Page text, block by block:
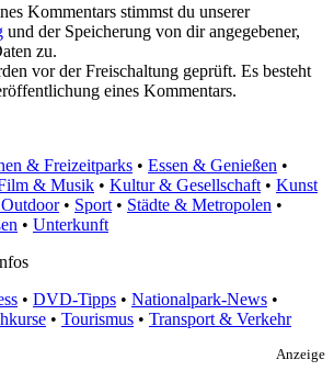
Kommentars stimmst du unserer
und der Speicherung von dir angegebener,
zu.
vor der Freischaltung geprüft. Es besteht
eines Kommentars.
& Freizeitparks • Essen & Genießen •
& Musik • Kultur & Gesellschaft • Kunst
• Sport • Städte & Metropolen •
• Unterkunft
• DVD-Tipps • Nationalpark-News •
• Tourismus • Transport & Verkehr
Anzeige